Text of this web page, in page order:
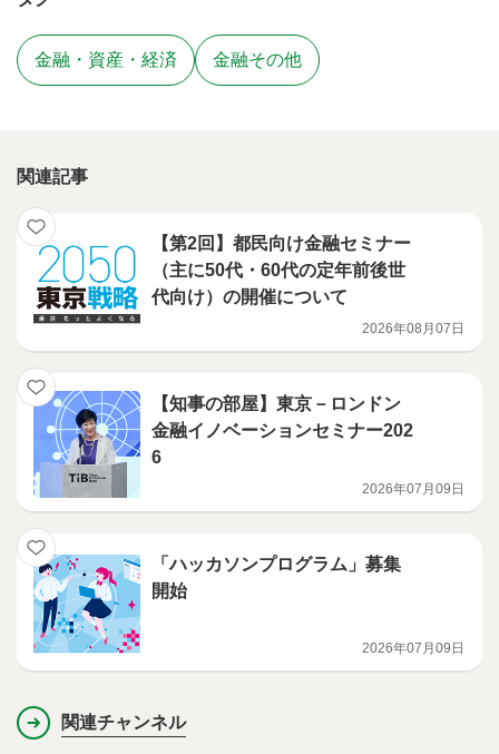
金融・資産・経済 金融その他
関連記事
【第2回】都民向け金融セミナー
（主に50代・60代の定年前後世
代向け）の開催について
2026年08月07日
【知事の部屋】東京－ロンドン
金融イノベーションセミナー202
6
2026年07月09日
「ハッカソンプログラム」募集
開始
2026年07月09日
関連チャンネル